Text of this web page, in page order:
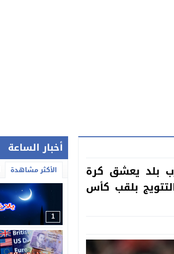
بلد يعشق كرة
بلقب كأس
أخبار الساعة
الأكثر مشاهدة
1